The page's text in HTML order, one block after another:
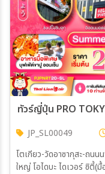
JP_SL00049
โตเกียว-วัดอาซากุสะ-ถนน
ใหญ่ โอไดบะ ไดเวอร์ ซิตี้(